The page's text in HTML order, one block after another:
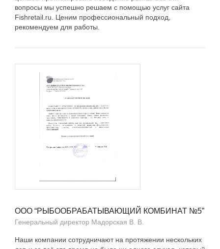
вопросы мы успешно решаем с помощью услуг сайта
Fishretail.ru. Ценим профессиональный подход,
рекомендуем для работы.
ООО “РЫБООБРАБАТЫВАЮЩИЙ КОМБИНАТ №5”
Генеральный директор Мадорская В. В.
Наши компании сотрудничают на протяжении нескольких